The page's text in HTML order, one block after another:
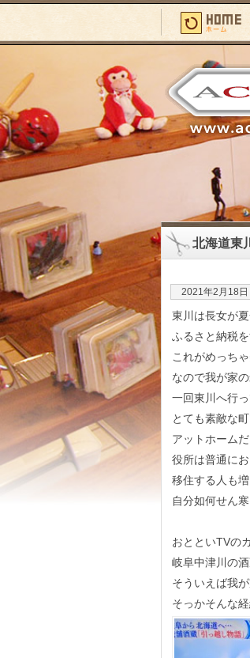
北海道東
2021年2月18日
東川は長女が
ふるさと納税
これがめっち
なので我が家
一回東川へ行っ
とても素敵な
アットホーム
役所は普通に
移住する人も
自分如何せん
おとといTVの
岐阜中津川の
そういえば我
そっかそんな